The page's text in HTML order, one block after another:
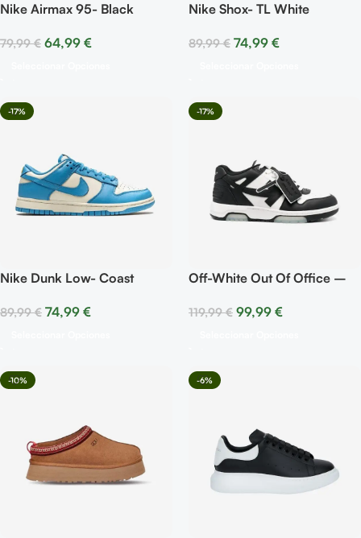
Nike Airmax 95- Black
79,99€ 64,99 €
Nike Shox- TL White
89,99€ 74,99 €
-17%
Nike Dunk Low- Coast
89,99€ 74,99 €
-17%
Off-White Out Of Office –
119,99€ 99,99 €
-10% -6%